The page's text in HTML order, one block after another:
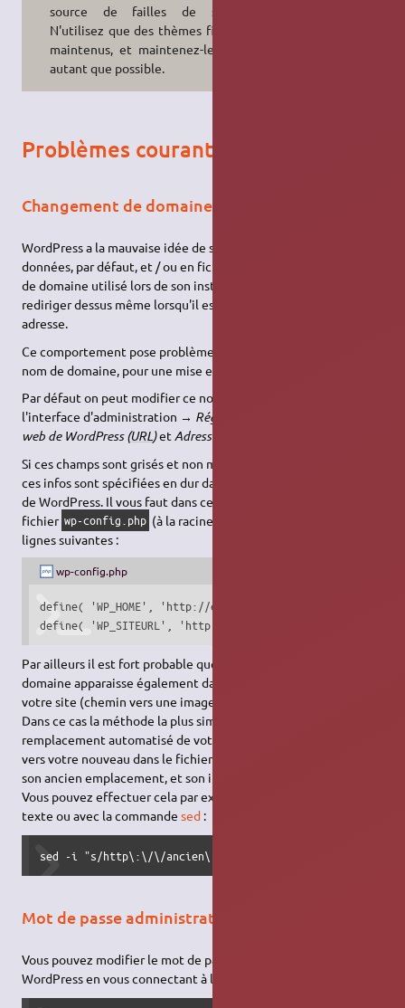
source de failles de sécurité.
N'utilisez que des thèmes fiables et
maintenus, et maintenez-les à jour
autant que possible.
Problèmes courants
Changement de domaine
WordPress a la mauvaise idée de stocker en dur (en base de
données, par défaut, et / ou en fichier de configuration) le nom
de domaine utilisé lors de son installation, et s'obstine à
rediriger dessus même lorsqu'il est appelé depuis une autre
adresse.
Ce comportement pose problème lors d'un changement de
nom de domaine, pour une mise en production par exemple.
Par défaut on peut modifier ce nom de domaine depuis
l'interface d'administration → Réglages
web de WordPress (URL)et Adresse web du site (
Si ces champs sont grisés et non modifiables, cela signifie que
ces infos sont spécifiées en dur dans le fichier de configuration
de WordPress. Il vous faut dans ce cas
fichier wp-config.php (à la racine de WordPress) et ajuster les
lignes suivantes :
wp-config.php
define( 'WP_HOME', 'http://example.com' );
define( 'WP_SITEURL', 'http://example.com' );
Par ailleurs il est fort probable que votre ancien nom de
domaine apparaisse également dans le contenu éditorial de
votre site (chemin vers une image ou autre lien hypertexte).
Dans ce cas la méthode la plus simple est de lancer un
remplacement automatisé de votre ancien nom de domaine
vers votre nouveau dans le fichier SQL, entre son export depuis
son ancien emplacement, et son import sur le nouveau serveur.
Vous pouvez effectuer cela par exemple avec un éditeur de
texte ou avec la commandesed :
sed -i "s/http\:\/\/ancien\.example\.com/https\:\/\/
Mot de passe administrateur perdu
Vous pouvez modifier le mot de passe de l'administrateur
WordPress en vous connectant à la console MySQL